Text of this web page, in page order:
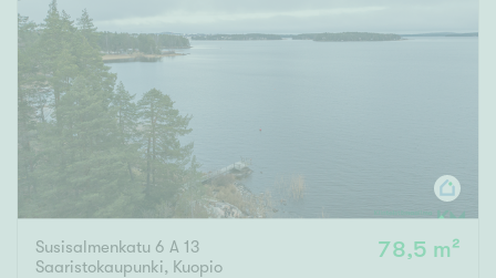
Susisalmenkatu 6 A 13
Saaristokaupunki, Kuopio
78,5 m²